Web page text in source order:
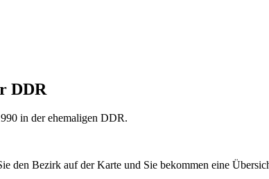
DDR
in der ehemaligen DDR.
Bezirk auf der Karte und Sie bekommen eine